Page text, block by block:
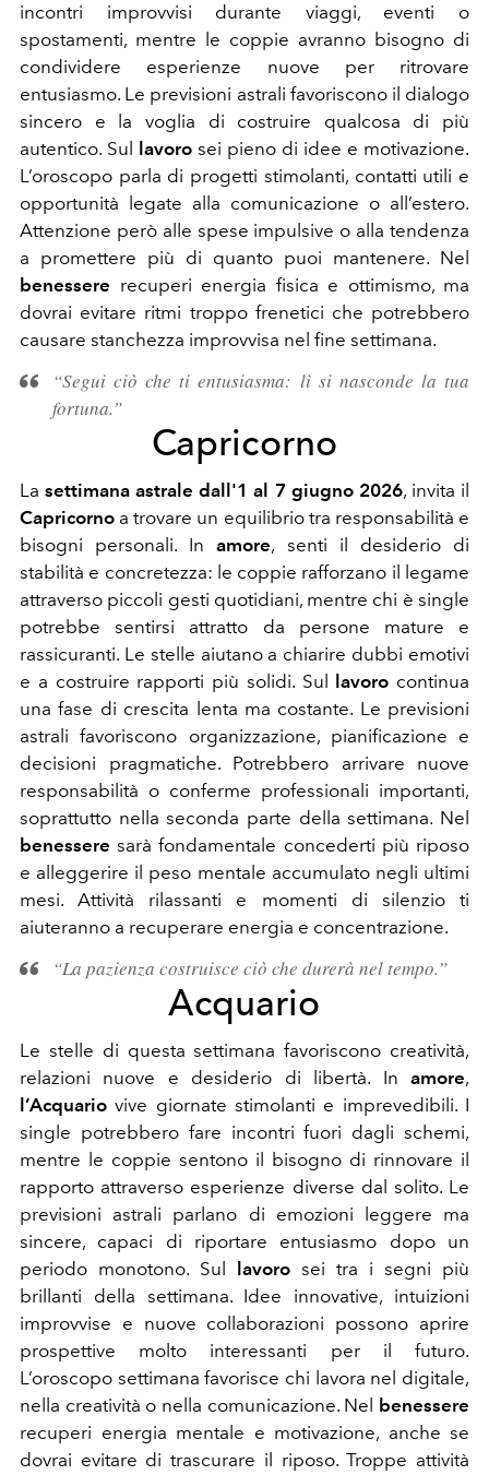
incontri improvvisi durante viaggi, eventi o
spostamenti, mentre le coppie avranno bisogno di
condividere esperienze nuove per ritrovare
entusiasmo. Le previsioni astrali favoriscono il dialogo
sincero e la voglia di costruire qualcosa di più
autentico. Sul
lavoro sei pieno di idee e motivazione.
L’oroscopo parla di progetti stimolanti, contatti utili e
opportunità legate alla comunicazione o all’estero.
Attenzione però alle spese impulsive o alla tendenza
a promettere più di quanto puoi mantenere. Nel
benessere recuperi energia fisica e ottimismo, ma
dovrai evitare ritmi troppo frenetici che potrebbero
causare stanchezza improvvisa nel fine settimana.
“Segui ciò che ti entusiasma: lì si nasconde la tua
fortuna.”
Capricorno
Lasettimana astrale dall'1 al 7 giugno 2026, invita il
Capricorno a trovare un equilibrio tra responsabilità e
bisogni personali. Inamore, senti il desiderio di
stabilità e concretezza: le coppie rafforzano il legame
attraverso piccoli gesti quotidiani, mentre chi è single
potrebbe sentirsi attratto da persone mature e
rassicuranti. Le stelle aiutano a chiarire dubbi emotivi
e a costruire rapporti più solidi. Sul
lavoro continua
una fase di crescita lenta ma costante. Le previsioni
astrali favoriscono organizzazione, pianificazione e
decisioni pragmatiche. Potrebbero arrivare nuove
responsabilità o conferme professionali importanti,
soprattutto nella seconda parte della settimana. Nel
benessere sarà fondamentale concederti più riposo
e alleggerire il peso mentale accumulato negli ultimi
mesi. Attività rilassanti e momenti di silenzio ti
aiuteranno a recuperare energia e concentrazione.
“La pazienza costruisce ciò che durerà nel tempo.”
Acquario
Le stelle di questa settimana favoriscono creatività,
relazioni nuove e desiderio di libertà. In amore,
l’Acquario vive giornate stimolanti e imprevedibili. I
single potrebbero fare incontri fuori dagli schemi,
mentre le coppie sentono il bisogno di rinnovare il
rapporto attraverso esperienze diverse dal solito. Le
previsioni astrali parlano di emozioni leggere ma
sincere, capaci di riportare entusiasmo dopo un
periodo monotono. Sul
lavoro sei tra i segni più
brillanti della settimana. Idee innovative, intuizioni
improvvise e nuove collaborazioni possono aprire
prospettive molto interessanti per il futuro.
L’oroscopo settimana favorisce chi lavora nel digitale,
nella creatività o nella comunicazione. Nel
benessere
recuperi energia mentale e motivazione, anche se
dovrai evitare di trascurare il riposo. Troppe attività